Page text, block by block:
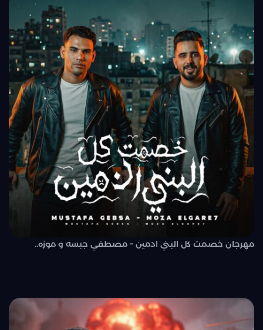
مهرجان خصمت كل البني ادمين – مصطفي جبسه و موزه..